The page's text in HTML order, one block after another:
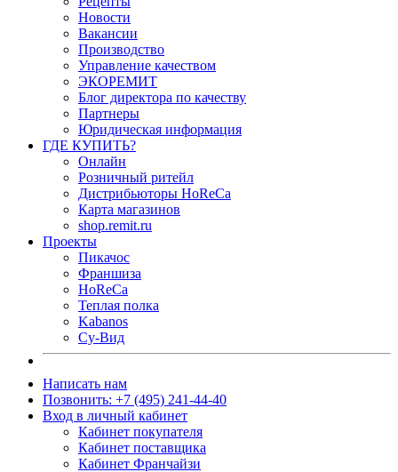
Новости
Вакансии
Производство
Управление качеством
ЭКОРЕМИТ
Блог директора по качеству
Партнеры
Юридическая информация
ГДЕ КУПИТЬ?
Онлайн
Розничный ритейл
Дистрибьюторы HoReCa
Карта магазинов
shop.remit.ru
Проекты
Пикачос
Франшиза
HoReCa
Теплая полка
Kabanos
Су-Вид
Написать нам
Позвонить: +7 (495) 241-44-40
Вход в личный кабинет
Кабинет покупателя
Кабинет поставщика
Кабинет Франчайзи